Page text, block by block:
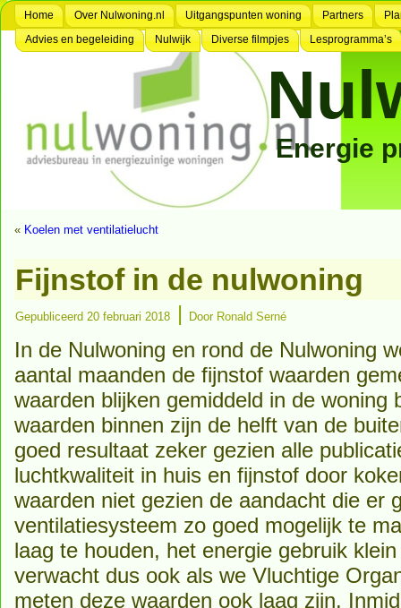
Home Over Nulwoning.nl Uitgangspunten woning Partners
Advies en begeleiding
Nulwijk Diverse filmpjes Lesprogramma’s
Energie
« Koelen met ventilatielucht
Fijnstof in de nulwoning
Gepubliceerd 20 februari 2018 | Door Ronald Serné
In de Nulwoning en rond de Nulwoning
aantal maanden de fijnstof waarden
waarden blijken gemiddeld in de woning
waarden binnen zijn de helft van de
goed resultaat zeker gezien alle
luchtkwaliteit in huis en fijnstof door
waarden niet gezien de aandacht die er
ventilatiesysteem zo goed mogelijk te
laag te houden, het energie gebruik
verwacht dus ook als we Vluchtige
meten deze waarden ook laag zijn.